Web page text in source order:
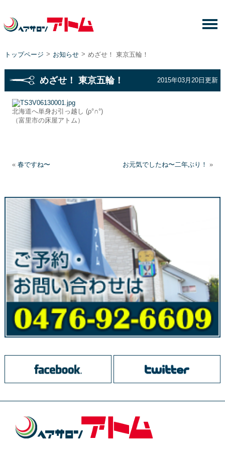
トップページ > お知らせ > めざせ！ 東京五輪！
めざせ！ 東京五輪！ 2015年03月20日更新
北海道へ単身お引っ越し (ρ°∩°)
（富里市の床屋アトム）
« 春ですね〜 お元気でしたね〜二年ぶり！ »